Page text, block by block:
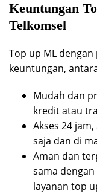
Keuntungan
Telkomsel
Top up ML
keuntungan,
Mudah dan
kredit atau
Akses 24
saja dan di
Aman dan
sama
layanan top